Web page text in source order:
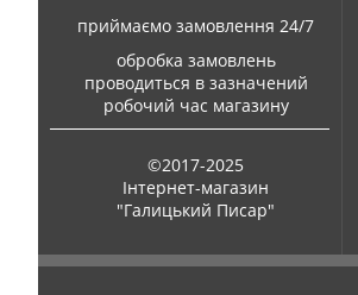
приймаємо замовлення 24/7
обробка замовлень
проводиться в зазначений
робочий час магазину
©2017-2025
Інтернет-магазин
"Галицький Писар"